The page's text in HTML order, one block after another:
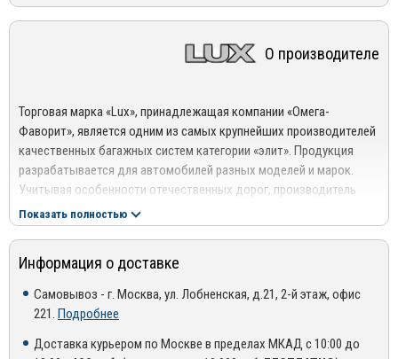
Видеоинструкция по установке:
О производителе
Торговая марка «Lux», принадлежащая компании «Омега-
Фаворит», является одним из самых крупнейших производителей
качественных багажных систем категории «элит». Продукция
разрабатывается для автомобилей разных моделей и марок.
Учитывая особенности отечественных дорог, производитель
выпускает автомобильные багажники Lux, которые идеально
адаптированы к сложным условиям эксплуатации.
Также стоит сказать о том, что вся продукция торговой марки
создается с учетом международных стандартов качества.
Поэтому универсальные багажники обладают достаточной
прочностью, грузоподъемностью, продолжительным сроком
эксплуатации, независимо от интенсивности использования.
Показать полностью
Информация о доставке
Самовывоз - г. Москва, ул. Лобненская, д.21, 2-й этаж, офис
221. Подробнее
Доставка курьером по Москве в пределах МКАД с 10:00 до